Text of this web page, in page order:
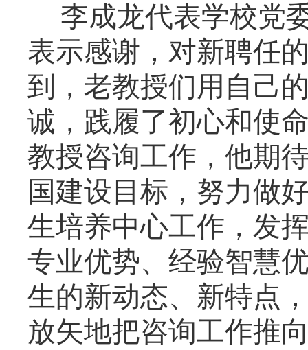
李成龙代表学校党
表示感谢，对新聘任
到，老教授们用自己
诚，践履了初心和使
教授咨询工作，他期
国建设目标，努力做
生培养中心工作，发
专业优势、经验智慧
生的新动态、新特点
放矢地把咨询工作推